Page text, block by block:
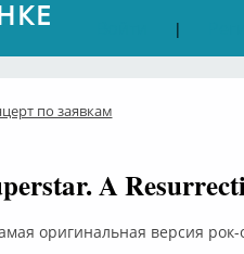
|
по заявкам
A
оригинальная версия